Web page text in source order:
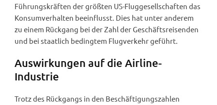
Führungskräften der größten US-Fluggesellschaften das
Konsumverhalten beeinflusst. Dies hat unter anderem
zu einem Rückgang bei der Zahl der Geschäftsreisenden
und bei staatlich bedingtem Flugverkehr geführt.
Auswirkungen auf die Airline-
Industrie
Trotz des Rückgangs in den Beschäftigungszahlen